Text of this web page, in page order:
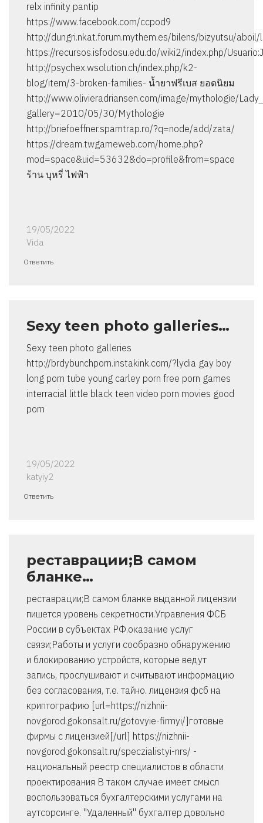
relx infinity pantip
https://www.facebook.com/ccpod9
http://dungri.nkat.forum.mythem.es/bilens/bizyutsu/
https://recursos.isfodosu.edu.do/wiki2/index.php/
http://psychex.wsolution.ch/index.php/k2-
blog/item/3-broken-families- น้ำยาฟรีเบส ยอดนิยม
http://www.olivieradriansen.com/image/mythologie/
gallery=2010/05/30/Mythologie
http://briefoeffner.spamtrap.ro/?q=node/add/zata/
https://dream.twgameweb.com/home.php?
mod=space&uid=53632&do=profile&from=space
ร้าน บุหรี่ ไฟฟ้า
19/05/2022
Vida
Ответить
Sexy teen photo galleries…
Sexy teen photo galleries
http://brdybunchporn.instakink.com/?lydia gay boy
long porn tube young carley porn free porn games
interracial little black teen video porn movies good
porn
19/05/2022
katyiy2
Ответить
реставрации;В самом
бланке…
реставрации;В самом бланке выданной лицензии
пишется уровень секретности.Управления ФСБ
России в субъектах РФ.оказание услуг
связи;Работы и услуги сообразно обнаружению
и блокированию устройств, которые ведут
запись, прослушивают и считывают информацию
без согласования, т.е. тайно. лицензия фсб на
криптографию [url=https://nizhnii-
novgorod.gokonsalt.ru/gotovyie-firmyi/]готовые
фирмы с лицензией[/url] https://nizhnii-
novgorod.gokonsalt.ru/speczialistyi-nrs/ -
национальный реестр специалистов в области
проектирования В таком случае имеет смысл
воспользоваться бухгалтерскими услугами на
аутсорсинге. "Удаленный" бухгалтер довольно